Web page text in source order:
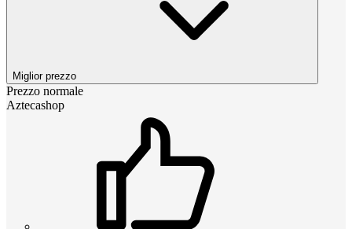
Miglior prezzo
Prezzo normale
Aztecashop